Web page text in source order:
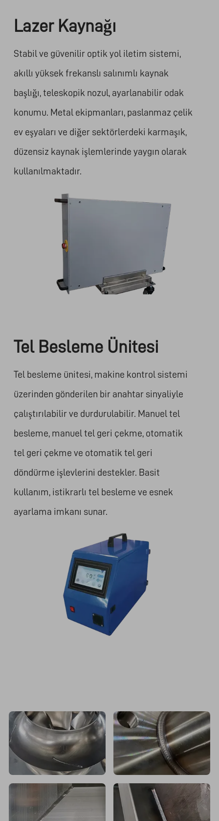
Lazer Kaynağı
Stabil ve güvenilir optik yol iletim sistemi,
akıllı yüksek frekanslı salınımlı kaynak
başlığı, teleskopik nozul, ayarlanabilir odak
konumu. Metal ekipmanları, paslanmaz çelik
ev eşyaları ve diğer sektörlerdeki karmaşık,
düzensiz kaynak işlemlerinde yaygın olarak
kullanılmaktadır.
Tel Besleme Ünitesi
Tel besleme ünitesi, makine kontrol sistemi
üzerinden gönderilen bir anahtar sinyaliyle
çalıştırılabilir ve durdurulabilir. Manuel tel
besleme, manuel tel geri çekme, otomatik
tel geri çekme ve otomatik tel geri
döndürme işlevlerini destekler. Basit
kullanım, istikrarlı tel besleme ve esnek
ayarlama imkanı sunar.